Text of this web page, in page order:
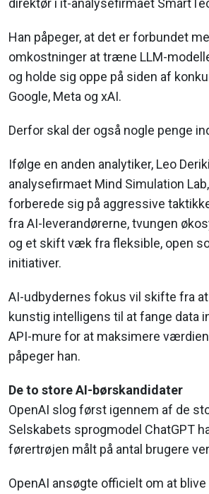
Han påpeger, at det er forbundet
omkostninger at træne LLM-
og holde sig oppe på siden af
Google, Meta og xAI.
Derfor skal der også nogle penge
Ifølge en anden analytiker, Leo
analysefirmaet Mind Simulation
forberede sig på aggressive
fra AI-leverandørerne, tvungen
og et skift væk fra fleksible, open
initiativer.
AI-udbydernes fokus vil skifte fra
kunstig intelligens til at fange data
API-mure for at maksimere
påpeger han.
De to store AI-børskandidater
OpenAI slog først igennem af de
Selskabets sprogmodel ChatGPT
førertrøjen målt på antal brugere
OpenAI ansøgte officielt om at